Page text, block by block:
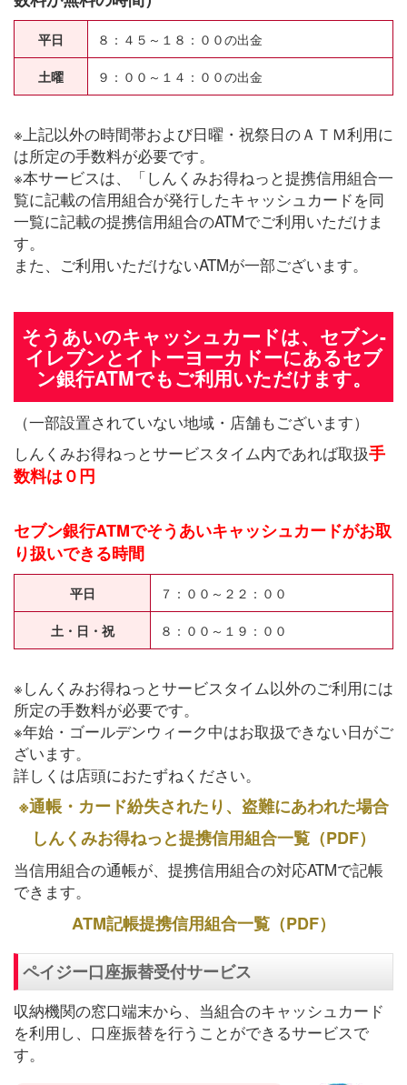
平日 ８：４５～１８：００の出金
土曜 ９：００～１４：００の出金
※上記以外の時間帯および日曜・祝祭日のＡＴＭ利用に
は所定の手数料が必要です。
※本サービスは、「しんくみお得ねっと提携信用組合一
覧に記載の信用組合が発行したキャッシュカードを同
一覧に記載の提携信用組合のATMでご利用いただけま
す。
また、ご利用いただけないATMが一部ございます。
そうあいのキャッシュカードは、セブン-
イレブンとイトーヨーカドーにあるセブ
ン銀行ATMでもご利用いただけます。
（一部設置されていない地域・店舗もございます）
しんくみお得ねっとサービスタイム内であれば取扱手
数料は０円
セブン銀行ATMでそうあいキャッシュカードがお取
り扱いできる時間
平日 ７：００～２２：００
土・日・祝 ８：００～１９：００
※しんくみお得ねっとサービスタイム以外のご利用には
所定の手数料が必要です。
※年始・ゴールデンウィーク中はお取扱できない日がご
ざいます。
詳しくは店頭におたずねください。
※通帳・カード紛失されたり、盗難にあわれた場合
しんくみお得ねっと提携信用組合一覧（PDF）
当信用組合の通帳が、提携信用組合の対応ATMで記帳
できます。
ATM記帳提携信用組合一覧（PDF）
ペイジー口座振替受付サービス
収納機関の窓口端末から、当組合のキャッシュカード
を利用し、口座振替を行うことができるサービスで
す。